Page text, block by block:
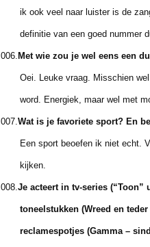
ik ook veel naar luister is de
definitie van een goed nummer
006. Met wie zou je wel eens een
Oei. Leuke vraag. Misschien wel
word. Energiek, maar wel met
007.Wat is je favoriete sport? En
Een sport beoefen ik niet echt.
kijken.
008.Je acteert in tv-series (“Toon”
toneelstukken (Wreed en teder
reclamespotjes (Gamma –